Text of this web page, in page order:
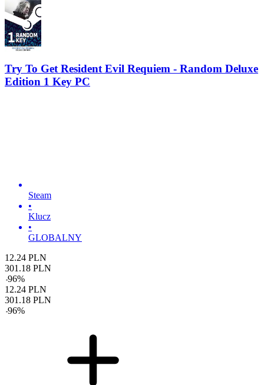
Try To Get Resident Evil Requiem - Random Deluxe
Edition 1 Key PC
Steam
•
Klucz
•
GLOBALNY
12.24 PLN
301.18 PLN
-96%
12.24 PLN
301.18 PLN
-96%